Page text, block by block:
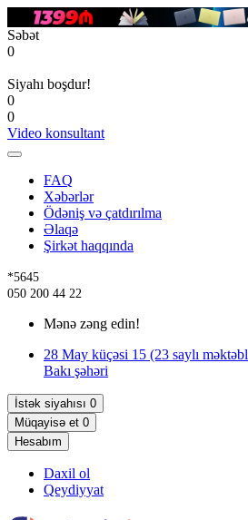
Səbət
0
Siyahı boşdur!
0
0
Video konsultant
FAQ
Xəbərlər
Ödəniş və çatdırılma
Əlaqə
Şirkət haqqında
*5645
050 200 44 22
Mənə zəng edin!
28 May küçəsi 15 (23 saylı
Bakı şəhəri
İstək siyahısı 0
Müqayisə et 0
Hesabım
Daxil ol
Qeydiyyat